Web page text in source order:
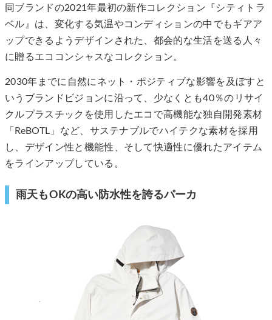
同ブランドの2021年最初の新作コレクション『シティトラ
ベル』は、変化する気温やコンディションの中でもギアア
ップできるようデザインされた、都会的な生活を送る人々
に贈るエココンシャスなコレクション。
2030年までに自然にネット・ポジティブな影響を及ぼすと
いうブランドビジョンに沿って、少なくとも40％のリサイ
クルプラスチックを使用したエコで高機能な独自開発素材
「ReBOTL」など、サステナブルでハイテクな素材を採用
し、デザイン性と機能性、そして快適性に優れたアイテム
をラインアップしている。
雨天もOKの高い防水性を誇るパーカ